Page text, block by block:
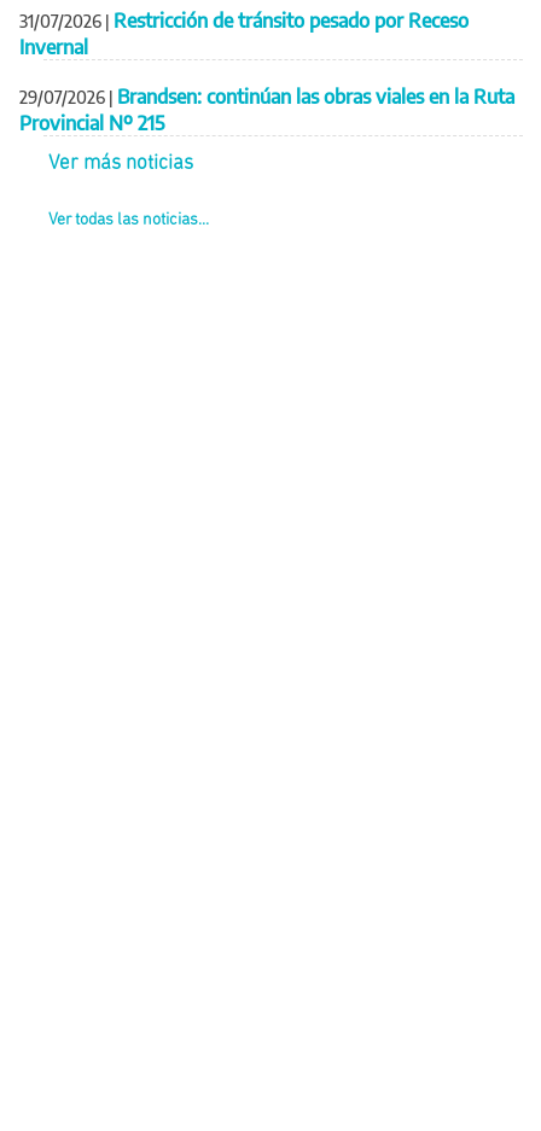
31/07/2026 | Restricción de tránsito pesado por Receso
Invernal
29/07/2026 | Brandsen: continúan las obras viales en la Ruta
Provincial Nº 215
Ver más noticias
Ver todas las noticias...